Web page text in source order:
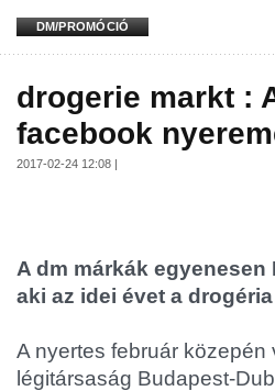
DM/PROMÓCIÓ
drogerie markt :
facebook
2017-02-24 12:08 |
A dm márkák
aki az idei évet a
A nyertes február
légitársaság Budapest-